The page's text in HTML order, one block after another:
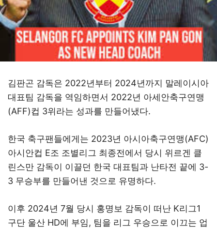
김판곤 감독은 2022년부터 2024년까지 말레이시아
대표팀 감독을 역임하면서 2022년 아세안축구연맹
(AFF)컵 3위라는 성과를 만들어냈다.
한국 축구팬들에게는 2023년 아시아축구연맹(AFC)
아시안컵 E조 조별리그 최종전에서 당시 위르겐 클
린스만 감독이 이끌던 한국 대표팀과 난타전 끝에 3-
3 무승부를 만들어낸 것으로 유명하다.
이후 2024년 7월 당시 홍명보 감독이 떠난 K리그1
구단 울산 HD에 부임, 팀을 리그 우승으로 이끄는 업